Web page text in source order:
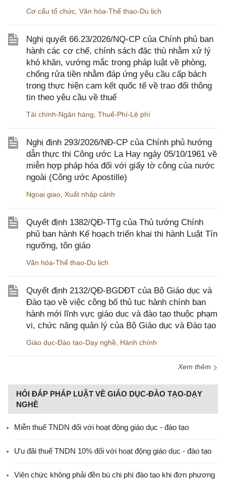
Cơ cấu tổ chức, Văn hóa-Thể thao-Du lịch
Nghị quyết 66.23/2026/NQ-CP của Chính phủ ban
hành các cơ chế, chính sách đặc thù nhằm xử lý
khó khăn, vướng mắc trong pháp luật về phòng,
chống rửa tiền nhằm đáp ứng yêu cầu cấp bách
trong thực hiện cam kết quốc tế về trao đổi thông
tin theo yêu cầu về thuế
Tài chính-Ngân hàng, Thuế-Phí-Lệ phí
Nghị định 293/2026/NĐ-CP của Chính phủ hướng
dẫn thực thi Công ước La Hay ngày 05/10/1961 về
miễn hợp pháp hóa đối với giấy tờ công của nước
ngoài (Công ước Apostille)
Ngoại giao, Xuất nhập cảnh
Quyết định 1382/QĐ-TTg của Thủ tướng Chính
phủ ban hành Kế hoạch triển khai thi hành Luật Tín
ngưỡng, tôn giáo
Văn hóa-Thể thao-Du lịch
Quyết định 2132/QĐ-BGDĐT của Bộ Giáo dục và
Đào tạo về việc công bố thủ tục hành chính ban
hành mới lĩnh vực giáo dục và đào tạo thuộc phạm
vi, chức năng quản lý của Bộ Giáo dục và Đào tạo
Giáo dục-Đào tạo-Dạy nghề, Hành chính
Xem thêm
HỎI ĐÁP PHÁP LUẬT VỀ GIÁO DỤC-ĐÀO TẠO-DẠY
NGHỀ
Miễn thuế TNDN đối với hoạt động giáo dục - đào tạo
Ưu đãi thuế TNDN 10% đối với hoạt động giáo dục - đào tạo
Viên chức không phải đền bù chi phí đào tạo khi đơn phương